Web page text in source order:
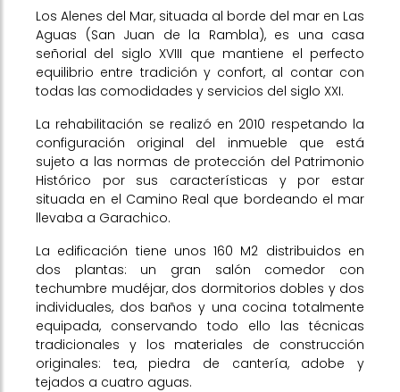
Los Alenes del Mar, situada al borde del mar en Las
Aguas (San Juan de la Rambla), es una casa
señorial del siglo XVIII que mantiene el perfecto
equilibrio entre tradición y confort, al contar con
todas las comodidades y servicios del siglo XXI.
La rehabilitación se realizó en 2010 respetando la
configuración original del inmueble que está
sujeto a las normas de protección del Patrimonio
Histórico por sus características y por estar
situada en el Camino Real que bordeando el mar
llevaba a Garachico.
La edificación tiene unos 160 M2 distribuidos en
dos plantas: un gran salón comedor con
techumbre mudéjar, dos dormitorios dobles y dos
individuales, dos baños y una cocina totalmente
equipada, conservando todo ello las técnicas
tradicionales y los materiales de construcción
originales: tea, piedra de cantería, adobe y
tejados a cuatro aguas.